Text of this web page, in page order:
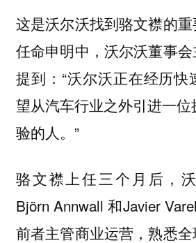
这是沃尔沃找到骆文襟的
任命申明中，沃尔沃董事
提到：“沃尔沃正在经历快
望从汽车行业之外引进一
验的人。”
骆文襟上任三个月后，
Björn Annwall 和Javier
前者主管商业运营，熟悉